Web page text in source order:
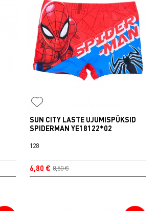
SUN CITY LASTE UJUMISPÜKSID
SPIDERMAN YE18122*02
6,80 € 8,50 €
128